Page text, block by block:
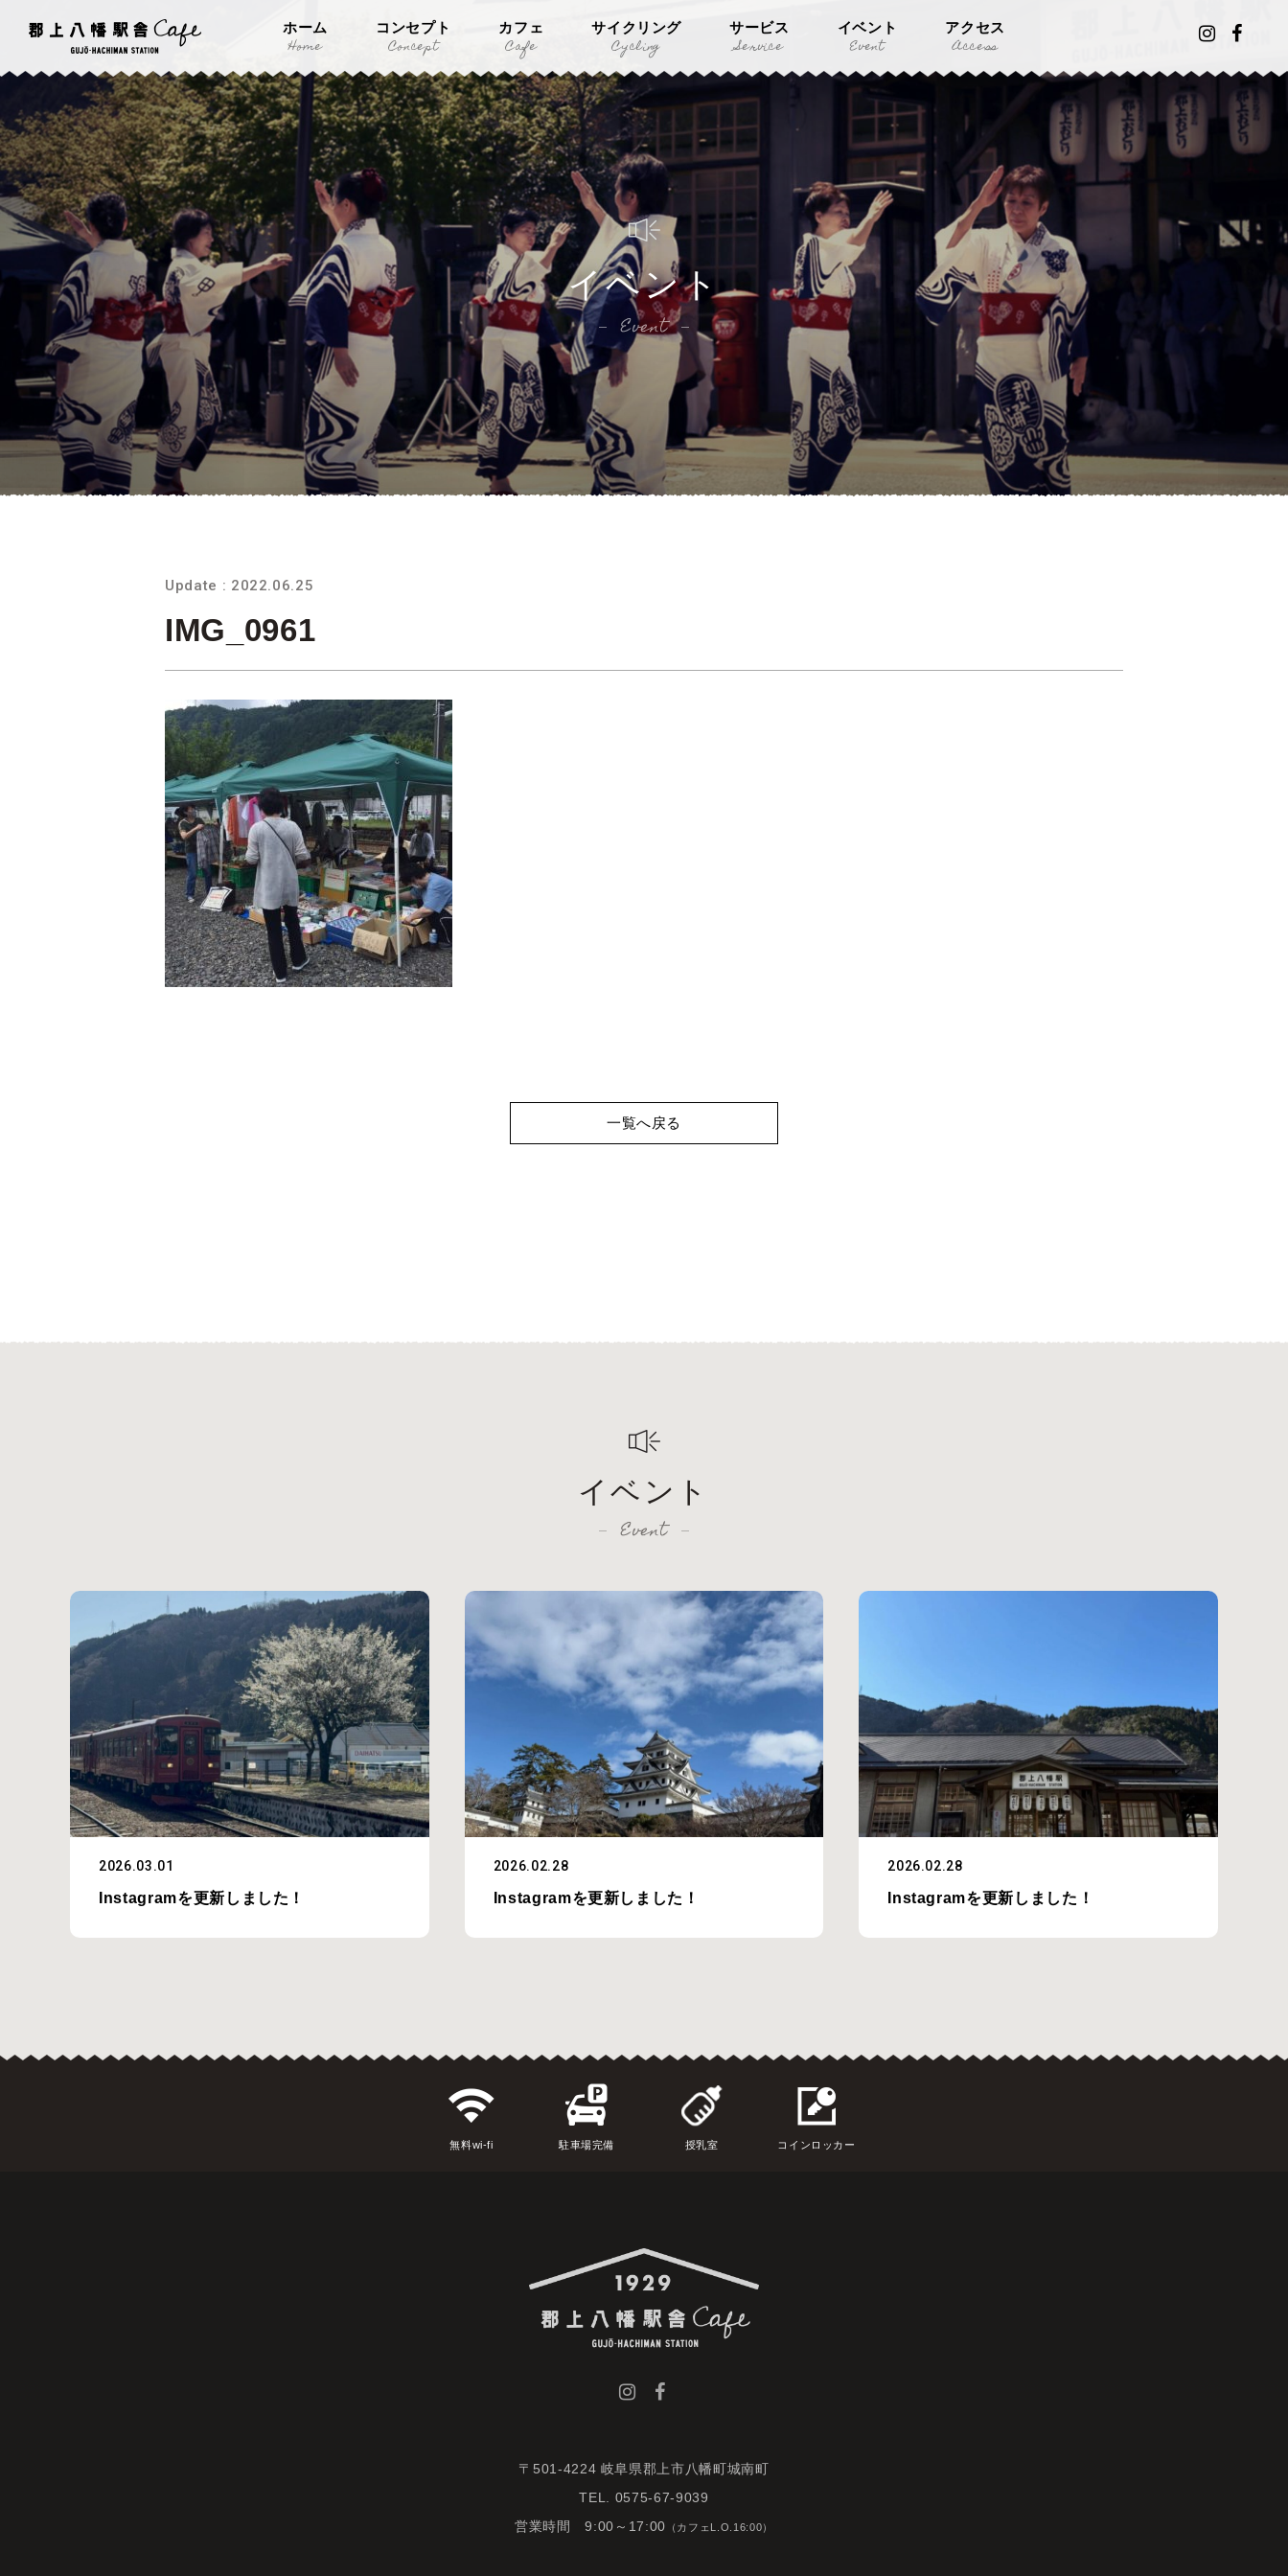
ホーム
Home
コンセプト
Concept
カフェ
Cafe
サイクリング
Cycling
サービス
Service
イベント
Event
アクセス
Access
イベント
Event
Update : 2022.06.25
IMG_0961
一覧へ戻る
イベント
Event
2026.03.01
Instagramを更新しました！
2026.02.28
Instagramを更新しました！
2026.02.28
Instagramを更新しました！
無料wi-fi 駐車場完備 授乳室 コインロッカー
〒501-4224 岐阜県郡上市八幡町城南町
TEL. 0575-67-9039
営業時間 9:00～17:00 （カフェL.O.16:00）